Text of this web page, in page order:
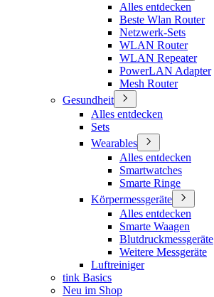
Alles entdecken
Beste Wlan Router
Netzwerk-Sets
WLAN Router
WLAN Repeater
PowerLAN Adapter
Mesh Router
Gesundheit
Alles entdecken
Sets
Wearables
Alles entdecken
Smartwatches
Smarte Ringe
Körpermessgeräte
Alles entdecken
Smarte Waagen
Blutdruckmessgeräte
Weitere Messgeräte
Luftreiniger
tink Basics
Neu im Shop